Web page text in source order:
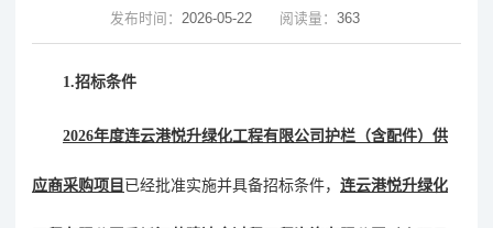
发布时间： 2026-05-22 阅读量： 363
1.招标条件
2026年度连云港悦升绿化工程有限公司护栏（含配件）供
应商采购项目 已经批准实施并具备招标条件， 连云港悦升绿化